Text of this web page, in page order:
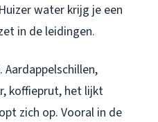
water krijg je een
in de leidingen.
koffieprut, het lijkt
zich op. Vooral in de